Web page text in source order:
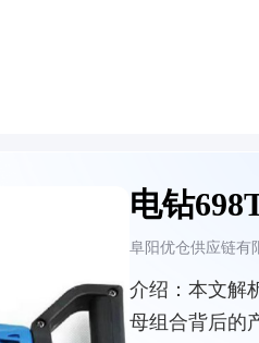
电钻
阜阳优仓供应链有
介绍： 本文解
母组合背后的